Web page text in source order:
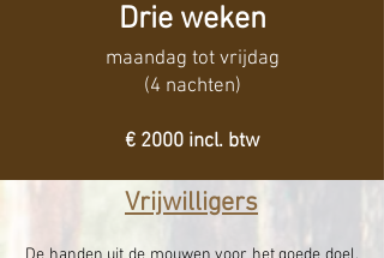
Vrijwilligers
Drie weken
maandag tot vrijdag
(4 nachten)
€ 2000 incl. btw